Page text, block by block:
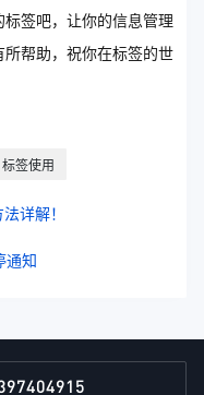
签吧，让你的信息管理
帮助，祝你在标签的世
标签使用
详解！
通知